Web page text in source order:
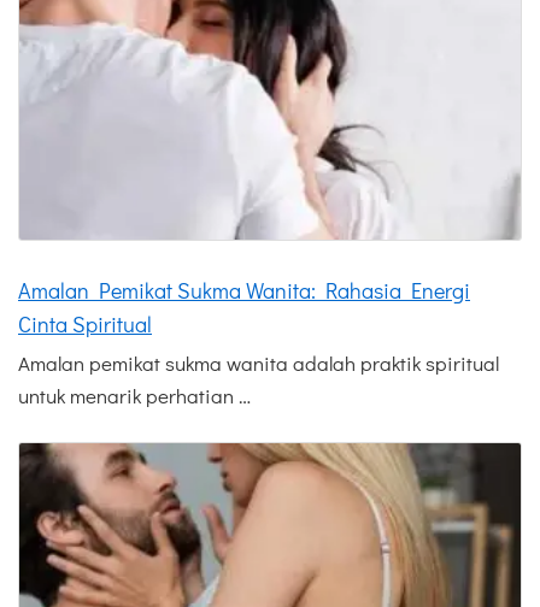
Amalan Pemikat Sukma Wanita: Rahasia Energi
Cinta Spiritual
Amalan pemikat sukma wanita adalah praktik spiritual
untuk menarik perhatian …